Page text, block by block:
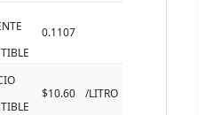
0.1107
$10.60 /LITRO